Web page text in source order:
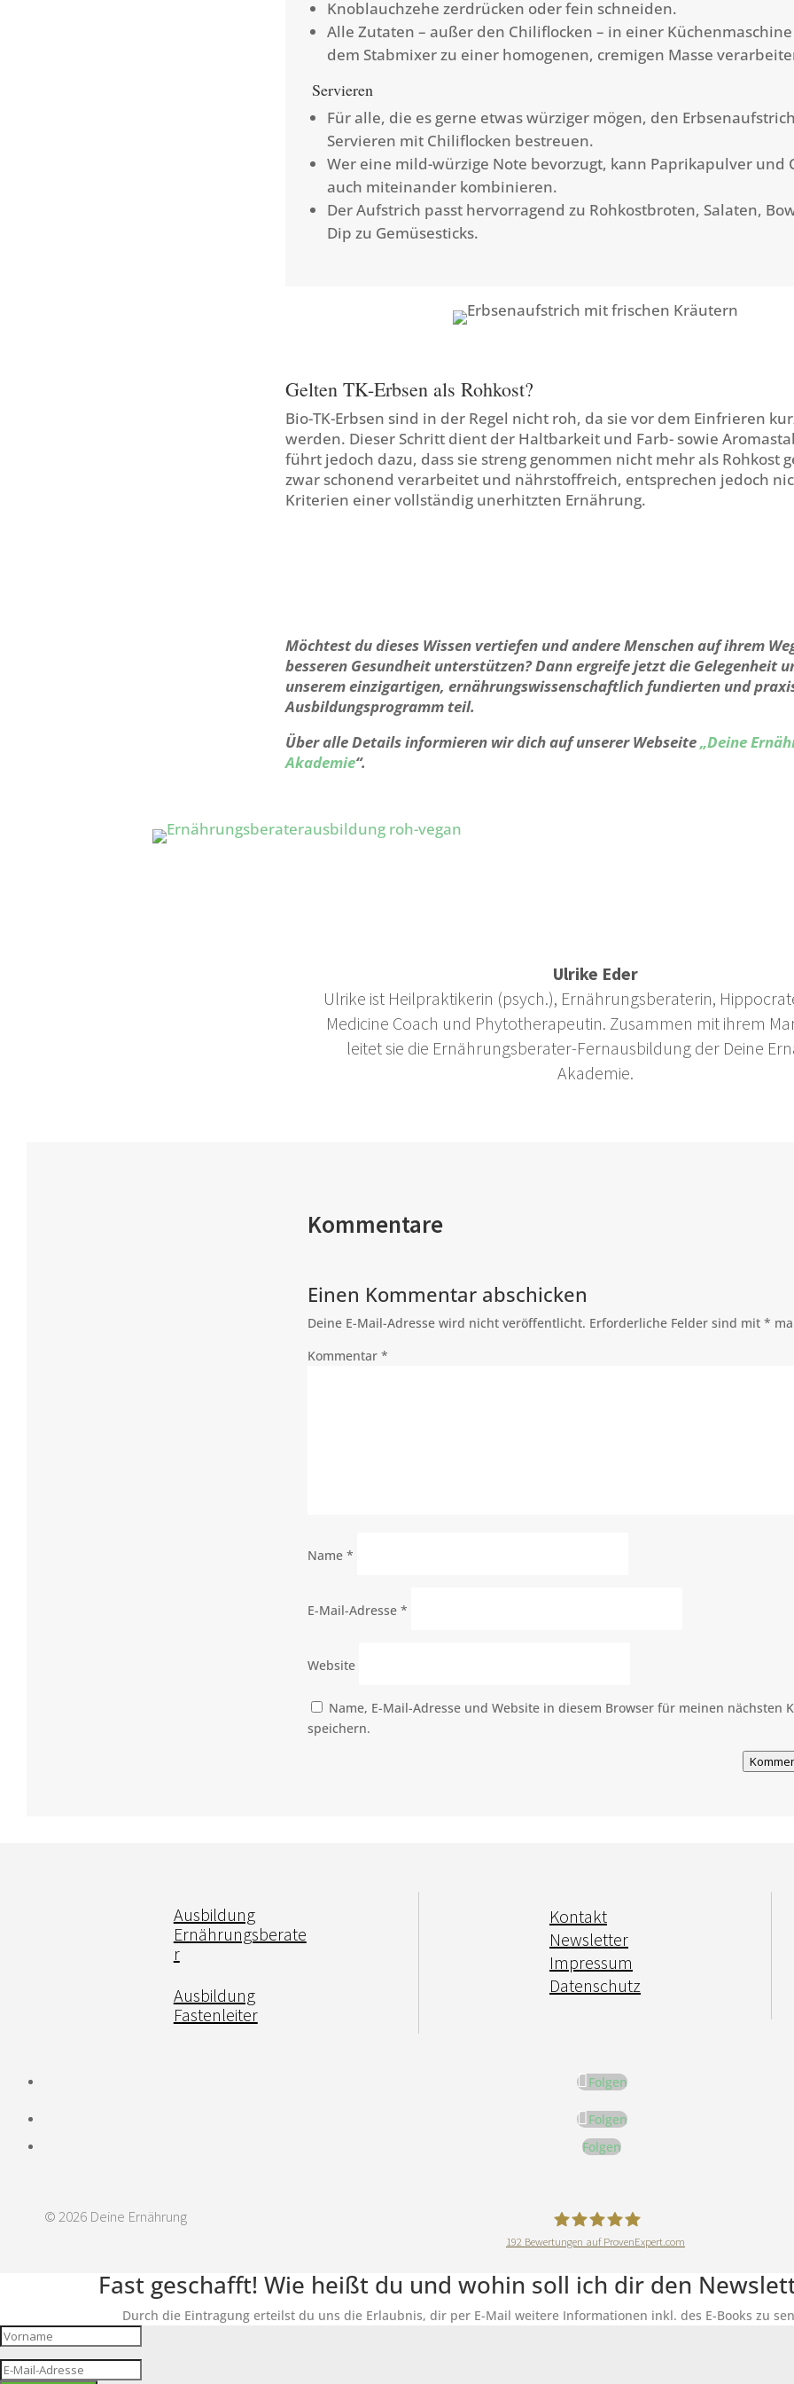
Knoblauchzehe zerdrücken oder fein schneiden.
Alle Zutaten – außer den Chiliflocken – in einer
dem Stabmixer zu einer homogenen, cremigen Masse
Servieren
Für alle, die es gerne etwas würziger mögen, den
Servieren mit Chiliflocken bestreuen.
Wer eine mild-würzige Note bevorzugt, kann Paprikapulver und
auch miteinander kombinieren.
Der Aufstrich passt hervorragend zu Rohkostbroten, Salaten,
Dip zu Gemüsesticks.
Gelten TK-Erbsen als Rohkost?
Bio-TK-Erbsen sind in der Regel nicht roh, da sie vor dem Einfrieren
werden. Dieser Schritt dient der Haltbarkeit und Farb- sowie
führt jedoch dazu, dass sie streng genommen nicht mehr als Rohkost
zwar schonend verarbeitet und nährstoffreich, entsprechen jedoch
Kriterien einer vollständig unerhitzten Ernährung.
Möchtest du dieses Wissen vertiefen und andere Menschen auf ihrem
besseren Gesundheit unterstützen? Dann ergreife jetzt die Gelegenheit
unserem einzigartigen, ernährungswissenschaftlich fundierten und
Ausbildungsprogramm teil.
Über alle Details informieren wir dich auf unserer Webseite„Deine
Akademie“.
Ulrike Eder
Ulrike ist Heilpraktikerin (psych.), Ernährungsberaterin,
Medicine Coach und Phytotherapeutin. Zusammen mit ihrem
leitet sie die Ernährungsberater-Fernausbildung der Deine
Akademie.
Kommentare
Einen Kommentar abschicken
Deine E-Mail-Adresse wird nicht veröffentlicht. Erforderliche Felder sind mit *
Kommentar *
Name *
E-Mail-Adresse *
Website
Name, E-Mail-Adresse und Website in diesem Browser für meinen nächsten
speichern.
Ausbildung
Ernährungsberate
r
Ausbildung
Fastenleiter
Kontakt
Newsletter
Impressum
Datenschutz
Folgen
Folgen
Folgen
© 2026 Deine Ernährung
DeineErnährungAkademie
192 Bewertungen auf ProvenExpert.com
Fast geschafft! Wie heißt du und wohin soll ich dir den
Durch die Eintragung erteilst du uns die Erlaubnis, dir per E-Mail weitere Informationen inkl. des E-Books zu